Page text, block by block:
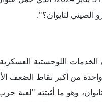
الصيني لتايوان؟".
الخدمات اللوجستية
واحدة من أكبر نقاط الضعف
وهو ما أثبتته